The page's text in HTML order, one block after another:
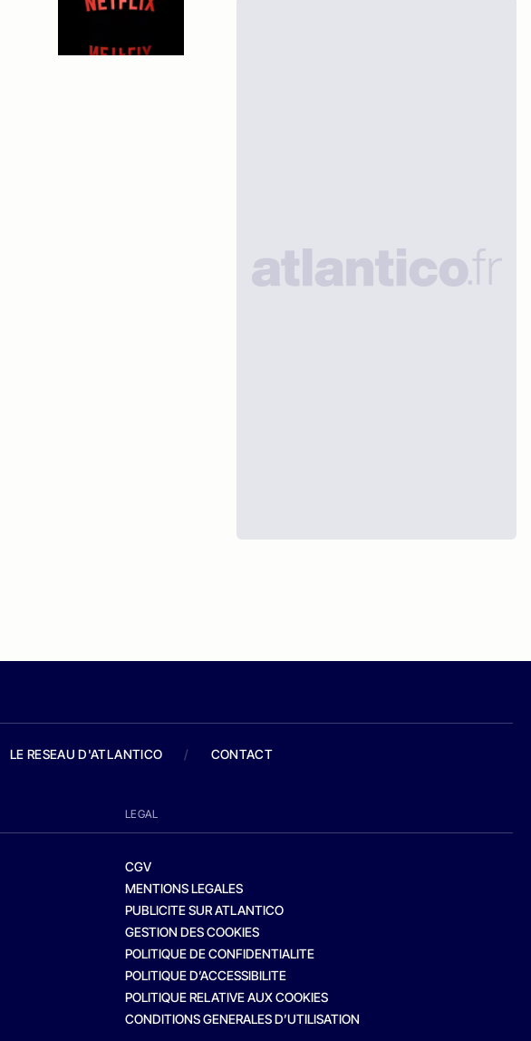
LE RESEAU D'ATLANTICO / CONTACT
LEGAL
CGV
MENTIONS LEGALES
PUBLICITE SUR ATLANTICO
GESTION DES COOKIES
POLITIQUE DE CONFIDENTIALITE
POLITIQUE D’ACCESSIBILITE
POLITIQUE RELATIVE AUX COOKIES
CONDITIONS GENERALES D’UTILISATION